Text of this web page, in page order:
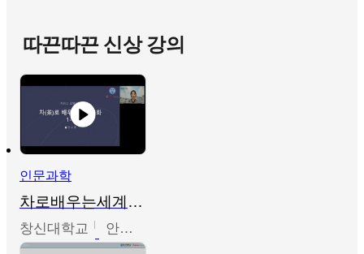
따끈따끈 신상 강의
인문과학
차로배우는세계문화
창신대학교 안소영